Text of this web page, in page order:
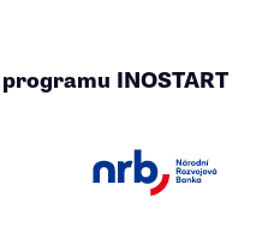
INOSTART